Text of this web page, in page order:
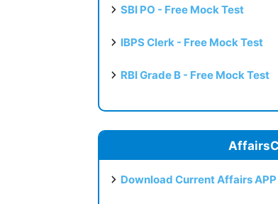
SBI PO - Free Mock Test
IBPS Clerk - Free Mock Test
RBI Grade B - Free Mock Test
Download Current Affairs APP